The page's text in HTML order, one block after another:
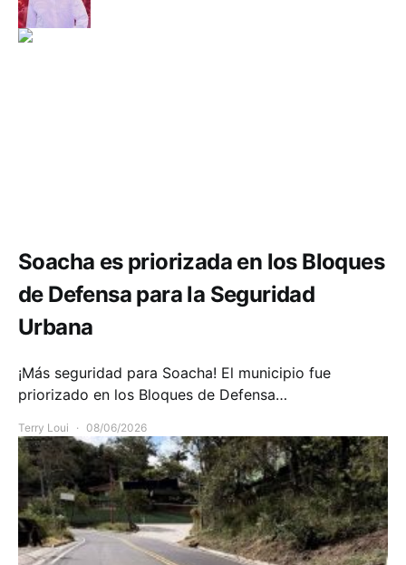
Soacha es priorizada en los Bloques
de Defensa para la Seguridad
Urbana
¡Más seguridad para Soacha! El municipio fue
priorizado en los Bloques de Defensa…
Terry Loui 08/06/2026